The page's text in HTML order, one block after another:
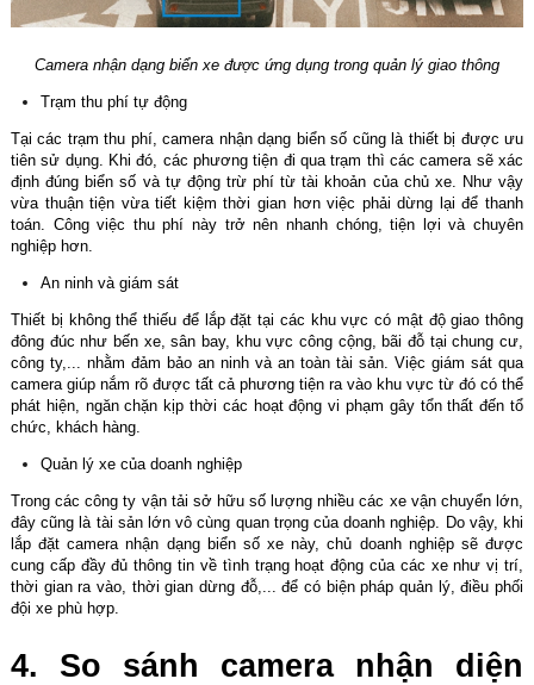
Camera nhận dạng biển xe được ứng dụng trong quản lý giao thông
Trạm thu phí tự động
Tại các trạm thu phí, camera nhận dạng biển số cũng là thiết bị được ưu
tiên sử dụng. Khi đó, các phương tiện đi qua trạm thì các camera sẽ xác
định đúng biển số và tự động trừ phí từ tài khoản của chủ xe. Như vậy
vừa thuận tiện vừa tiết kiệm thời gian hơn việc phải dừng lại để thanh
toán. Công việc thu phí này trở nên nhanh chóng, tiện lợi và chuyên
nghiệp hơn.
An ninh và giám sát
Thiết bị không thể thiếu để lắp đặt tại các khu vực có mật độ giao thông
đông đúc như bến xe, sân bay, khu vực công cộng, bãi đỗ tại chung cư,
công ty,... nhằm đảm bảo an ninh và an toàn tài sản. Việc giám sát qua
camera giúp nắm rõ được tất cả phương tiện ra vào khu vực từ đó có thể
phát hiện, ngăn chặn kịp thời các hoạt động vi phạm gây tổn thất đến tổ
chức, khách hàng.
Quản lý xe của doanh nghiệp
Trong các công ty vận tải sở hữu số lượng nhiều các xe vận chuyển lớn,
đây cũng là tài sản lớn vô cùng quan trọng của doanh nghiệp. Do vậy, khi
lắp đặt camera nhận dạng biển số xe này, chủ doanh nghiệp sẽ được
cung cấp đầy đủ thông tin về tình trạng hoạt động của các xe như vị trí,
thời gian ra vào, thời gian dừng đỗ,... để có biện pháp quản lý, điều phối
đội xe phù hợp.
4. So sánh camera nhận diện